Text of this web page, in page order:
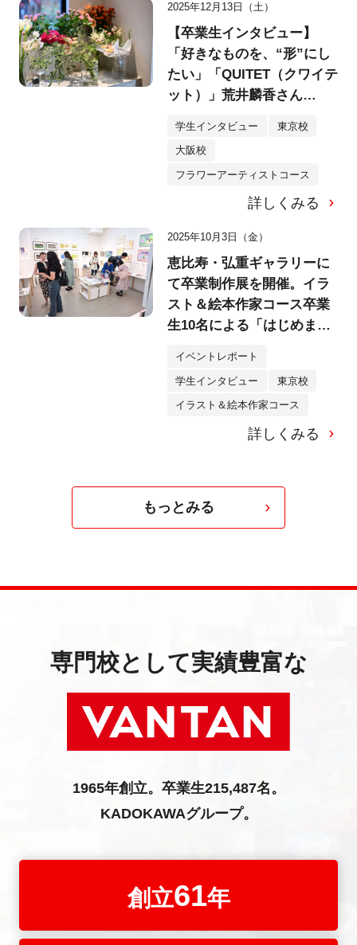
2025年12月13日（土）
【卒業生インタビュー】
「好きなものを、“形”にし
たい」「QUITET（クワイテ
ット）」荒井麟香さん
学生インタビュー 東京校
大阪校
フラワーアーティストコース
詳しくみる
2025年10月3日（金）
恵比寿・弘重ギャラリーに
て卒業制作展を開催。イラ
スト＆絵本作家コース卒業
生10名による「はじめまし
イベントレポート
学生インタビュー 東京校
イラスト＆絵本作家コース
詳しくみる
もっとみる
専門校として実績豊富な
1965年創立。卒業生215,487名。
KADOKAWAグループ。
創立61年